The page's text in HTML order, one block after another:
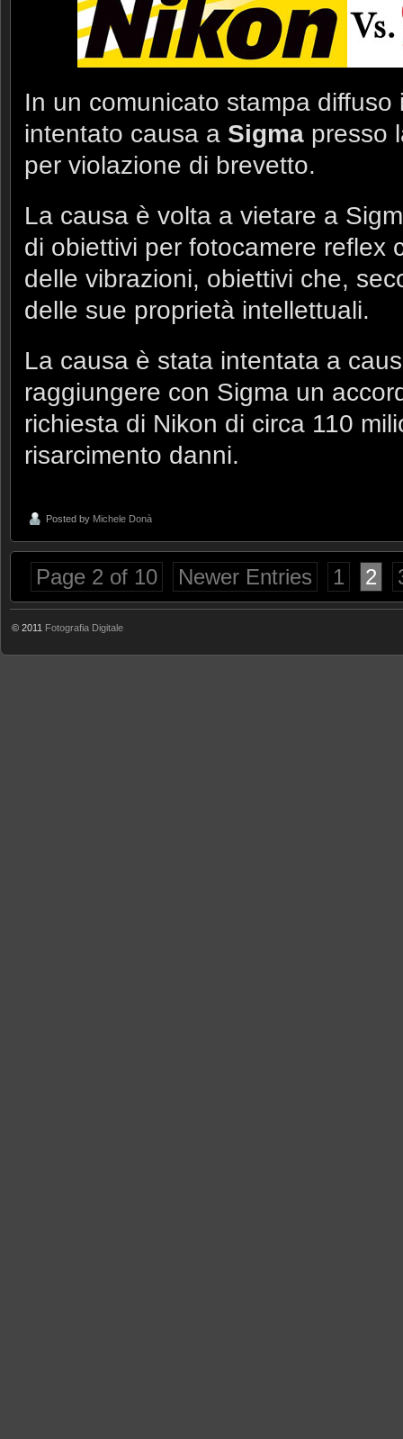
In un comunicato stampa
intentato causa a Sigma presso
per violazione di brevetto.
La causa è volta a vietare a
di obiettivi per fotocamere reflex
delle vibrazioni, obiettivi che,
delle sue proprietà intellettuali.
La causa è stata intentata a
raggiungere con Sigma un
richiesta di Nikon di circa 110
risarcimento danni.
Posted by Michele Donà
Page 2 of 10 Newer Entries 1 2
© 2011 Fotografia Digitale